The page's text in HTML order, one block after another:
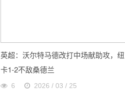
英超：沃尔特马德改打中场献助攻，纽
卡1-2不敌桑德兰
6 2026 / 03 / 25